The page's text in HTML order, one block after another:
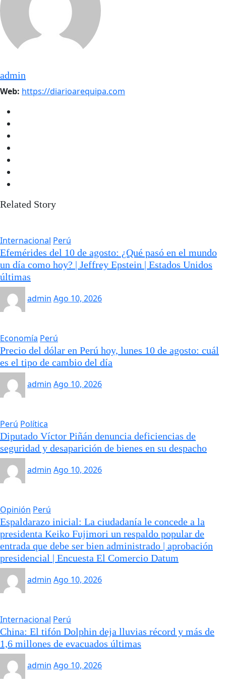
admin
Web: https://diarioarequipa.com
Related Story
Internacional Perú
Efemérides del 10 de agosto: ¿Qué pasó en el mundo
un día como hoy? | Jeffrey Epstein | Estados Unidos
últimas
admin Ago 10, 2026
Economía Perú
Precio del dólar en Perú hoy, lunes 10 de agosto: cuál
es el tipo de cambio del día
admin Ago 10, 2026
Perú Política
Diputado Víctor Piñán denuncia deficiencias de
seguridad y desaparición de bienes en su despacho
admin Ago 10, 2026
Opinión Perú
Espaldarazo inicial: La ciudadanía le concede a la
presidenta Keiko Fujimori un respaldo popular de
entrada que debe ser bien administrado | aprobación
presidencial | Encuesta El Comercio Datum
admin Ago 10, 2026
Internacional Perú
China: El tifón Dolphin deja lluvias récord y más de
1,6 millones de evacuados últimas
admin Ago 10, 2026